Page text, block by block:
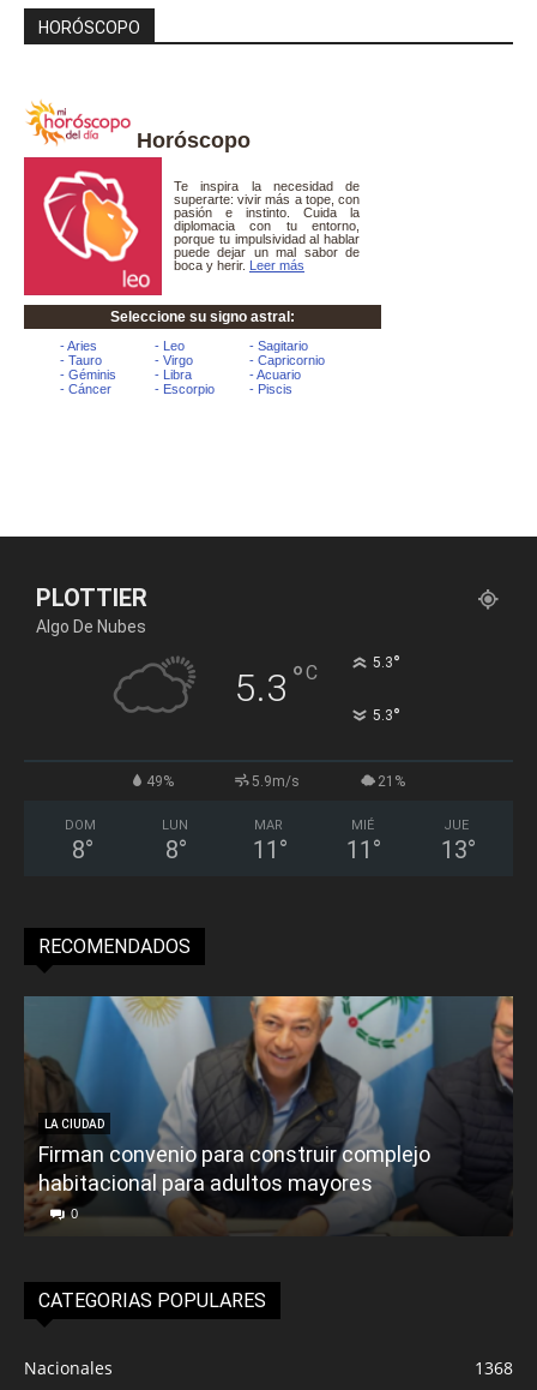
HORÓSCOPO
Horóscopo
PLOTTIER
Algo De Nubes
5.3 °C 5.3°
5.3°
49% 5.9m/s 21%
DOM
8°
LUN
8°
MAR
11 °
MIÉ
11 °
JUE
13°
RECOMENDADOS
LA CIUDAD
Firman convenio para construir complejo
habitacional para adultos mayores
0
CATEGORIAS POPULARES
Nacionales
1368